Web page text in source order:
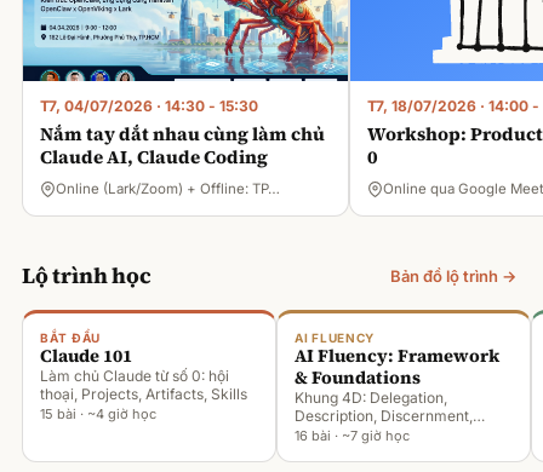
T7, 04/07/2026 · 14:30 - 15:30
Nắm tay dắt nhau cùng làm chủ
Claude AI, Claude Coding
Online (Lark/Zoom) + Offline: TP…
T7, 18/07/2026 · 14:00 -
Workshop:
0
Online qua Google Meet
Lộ trình học Bản đồ lộ trình →
BẮT ĐẦU
Claude 101
Làm chủ Claude từ số 0: hội
thoại, Projects, Artifacts, Skills
15 bài · ~4 giờ học
AI FLUENCY
AI Fluency: Framework
& Foundations
Khung 4D: Delegation,
Description, Discernment,
Diligence
16 bài · ~7 giờ học